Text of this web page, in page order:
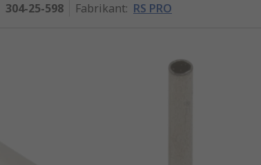
304-25-598 Fabrikant: RS PRO